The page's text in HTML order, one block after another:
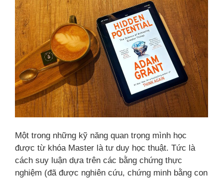
Một trong những kỹ năng quan trọng mình học
được từ khóa Master là tư duy học thuật. Tức là
cách suy luận dựa trên các bằng chứng thực
nghiệm (đã được nghiên cứu, chứng minh bằng con